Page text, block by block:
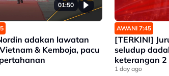
01:50
adakan lawatan
& Kemboja, pacu
AWANI 7:45
[TERKINI]
seludup
keterangan 2
1 day ago